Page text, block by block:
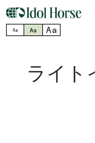
Aa Aa Aa
ライト